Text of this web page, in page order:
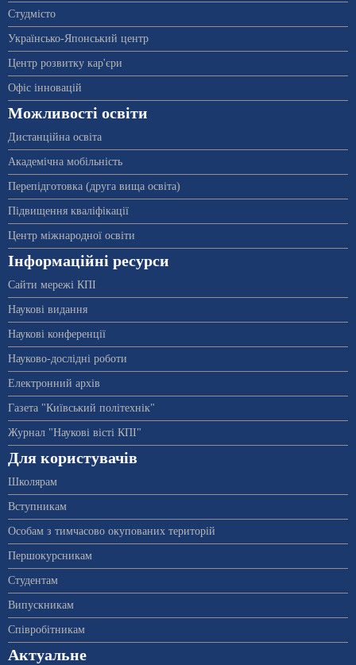
Студмісто
Українсько-Японський центр
Центр розвитку кар'єри
Офіс інновацій
Можливості освіти
Дистанційна освіта
Академічна мобільність
Перепідготовка (друга вища освіта)
Підвищення кваліфікації
Центр міжнародної освіти
Інформаційні ресурси
Сайти мережі КПІ
Наукові видання
Наукові конференції
Науково-дослідні роботи
Електронний архів
Газета "Київський політехнік"
Журнал "Наукові вісті КПІ"
Для користувачів
Школярам
Вступникам
Особам з тимчасово окупованих територій
Першокурсникам
Студентам
Випускникам
Співробітникам
Актуальне